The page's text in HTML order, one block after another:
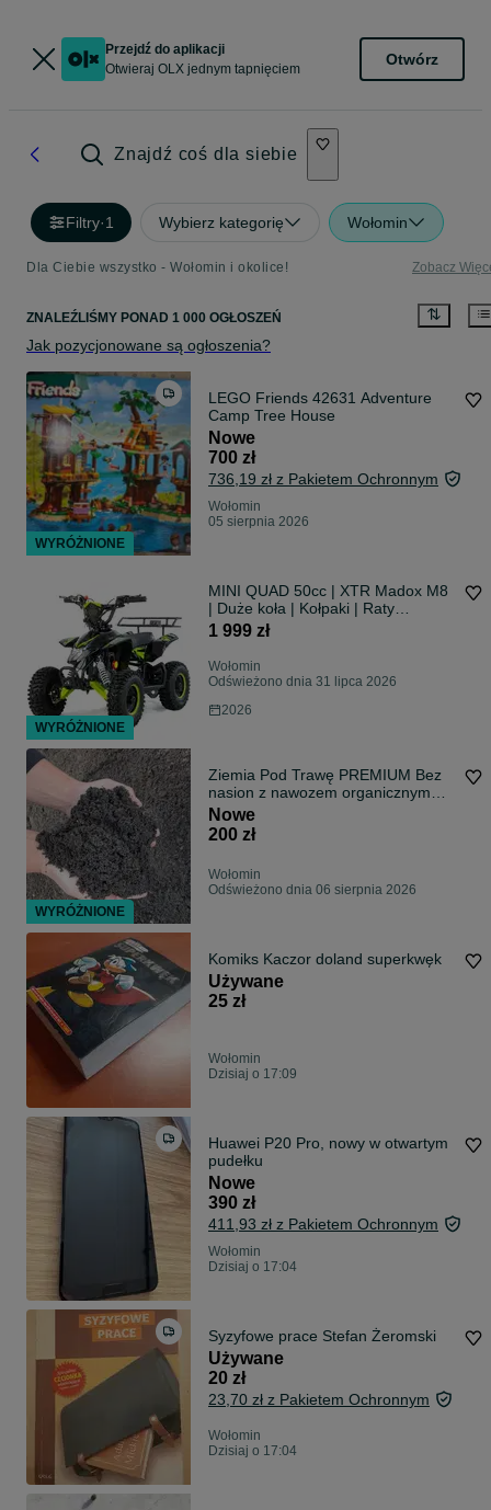
Przejdź do aplikacji
Otwieraj OLX jednym tapnięciem
Otwórz
Znajdź coś dla siebie
Filtry·1 Wybierz kategorię Wołomin
Dla Ciebie wszystko - Wołomin i okolice! Zobacz
ZNALEŹLIŚMY PONAD 1 000 OGŁOSZEŃ
Jak pozycjonowane są ogłoszenia?
LEGO Friends 42631 Adventure
Camp Tree House
Nowe
700 zł
736,19 zł z Pakietem Ochronnym
Wołomin
05 sierpnia 2026
MINI QUAD 50cc | XTR Madox M8
| Duże koła | Kołpaki | Raty
dostawa
1 999 zł
Wołomin
Odświeżono dnia 31 lipca 2026
2026
Ziemia Pod Trawę PREMIUM Bez
nasion z nawozem organicznym
Worki / Luzem / BIG BAG
Nowe
200 zł
Wołomin
Odświeżono dnia 06 sierpnia 2026
Komiks Kaczor doland superkwęk
Używane
25 zł
Wołomin
Dzisiaj o 17:09
Huawei P20 Pro, nowy w otwartym
pudełku
Nowe
390 zł
411,93 zł z Pakietem Ochronnym
Wołomin
Dzisiaj o 17:04
Syzyfowe prace Stefan Żeromski
Używane
20 zł
23,70 zł z Pakietem Ochronnym
Wołomin
Dzisiaj o 17:04
WYRÓŻNIONE
WYRÓŻNIONE
WYRÓŻNIONE